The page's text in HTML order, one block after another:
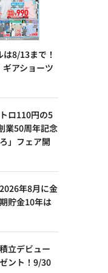
は8/13まで！
アショーツ
ロ110円の5
業50周年記念
」フェア開
年8月に金
貯金10年は
立デビュー
ント！9/30